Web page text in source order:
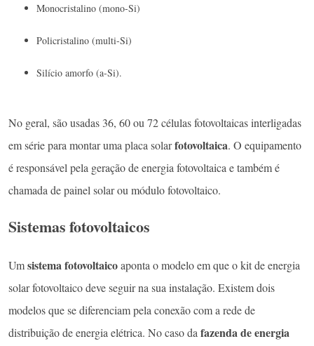
Monocristalino (mono-Si)
Policristalino (multi-Si)
Silício amorfo (a-Si).
No geral, são usadas 36, 60 ou 72 células fotovoltaicas interligadas
em série para montar uma placa solarfotovoltaica. O equipamento
é responsável pela geração de energia fotovoltaica e também é
chamada de painel solar ou módulo fotovoltaico.
Sistemas fotovoltaicos
Umsistema fotovoltaicoaponta o modelo em que o kit de energia
solar fotovoltaico deve seguir na sua instalação. Existem dois
modelos que se diferenciam pela conexão com a rede de
distribuição de energia elétrica. No caso da fazenda de energia